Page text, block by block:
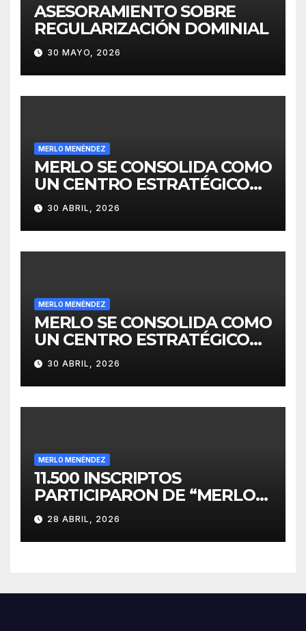
ASESORAMIENTO SOBRE
REGULARIZACIÓN DOMINIAL
30 MAYO, 2026
MERLO MENÉNDEZ
MERLO SE CONSOLIDA COMO
UN CENTRO ESTRATÉGICO
PARA EL DESARROLLO DE
INVERSIONES
30 ABRIL, 2026
MERLO MENÉNDEZ
MERLO SE CONSOLIDA COMO
UN CENTRO ESTRATÉGICO
PARA EL DESARROLLO DE
INVERSIONES
30 ABRIL, 2026
MERLO MENÉNDEZ
11.500 INSCRIPTOS
PARTICIPARON DE “MERLO
CORRE POR MALVINAS”
28 ABRIL, 2026